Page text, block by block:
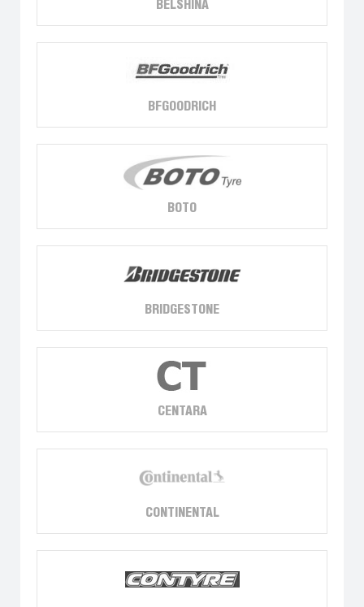
BELSHINA
BFGOODRICH
BOTO
BRIDGESTONE
CENTARA
CONTINENTAL